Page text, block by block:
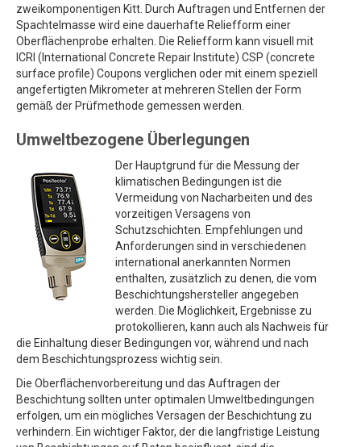
zweikomponentigen Kitt. Durch Auftragen und Entfernen der
Spachtelmasse wird eine dauerhafte Reliefform einer
Oberflächenprobe erhalten. Die Reliefform kann visuell mit
ICRI (International Concrete Repair Institute) CSP (concrete
surface profile) Coupons verglichen oder mit einem speziell
angefertigten Mikrometer at mehreren Stellen der Form
gemäß der Prüfmethode gemessen werden.
Umweltbezogene Überlegungen
Der Hauptgrund für die Messung der
klimatischen Bedingungen ist die
Vermeidung von Nacharbeiten und des
vorzeitigen Versagens von
Schutzschichten. Empfehlungen und
Anforderungen sind in verschiedenen
international anerkannten Normen
enthalten, zusätzlich zu denen, die vom
Beschichtungshersteller angegeben
werden. Die Möglichkeit, Ergebnisse zu
protokollieren, kann auch als Nachweis für
die Einhaltung dieser Bedingungen vor, während und nach
dem Beschichtungsprozess wichtig sein.
Die Oberflächenvorbereitung und das Auftragen der
Beschichtung sollten unter optimalen Umweltbedingungen
erfolgen, um ein mögliches Versagen der Beschichtung zu
verhindern. Ein wichtiger Faktor, der die langfristige Leistung